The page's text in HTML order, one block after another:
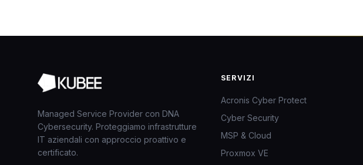
Managed Service Provider con DNA
Cybersecurity. Proteggiamo infrastrutture
IT aziendali con approccio proattivo e
certificato.
SERVIZI
Acronis Cyber Protect
Cyber Security
MSP & Cloud
Proxmox VE